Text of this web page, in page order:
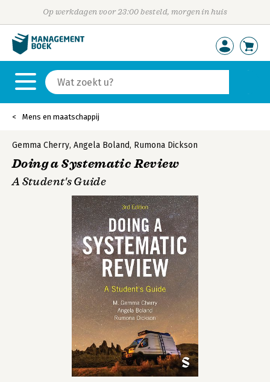
Op werkdagen voor 23:00 besteld, morgen in huis
Mens en maatschappij
Gemma Cherry, Angela Boland, Rumona Dickson
Doing a Systematic Review
A Student's Guide